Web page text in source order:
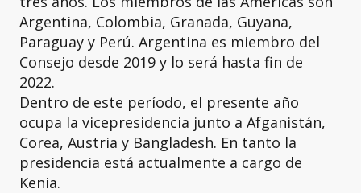
Argentina, Colombia, Granada, Guyana,
Paraguay y Perú. Argentina es miembro del
Consejo desde 2019 y lo será hasta fin de
2022.
Dentro de este período, el presente año
ocupa la vicepresidencia junto a Afganistán,
Corea, Austria y Bangladesh. En tanto la
presidencia está actualmente a cargo de
Kenia.